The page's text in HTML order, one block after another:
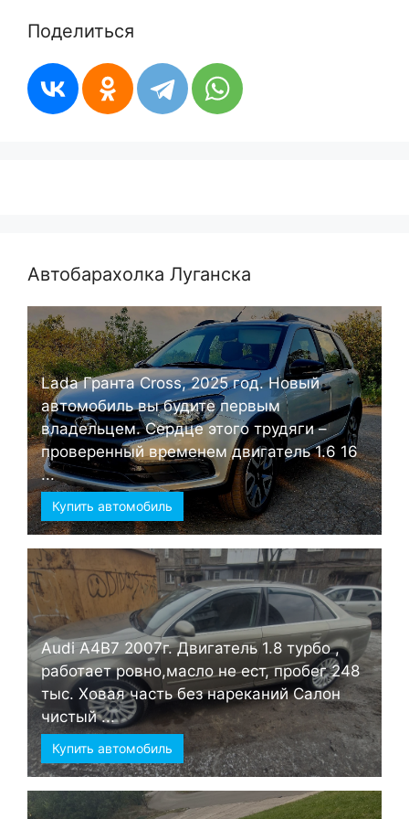
Поделиться
Автобарахолка Луганска
Lada Гранта Cross, 2025 год. Новый
автомобиль вы будите первым
владельцем. Сердце этого трудяги –
проверенный временем двигатель 1.6 16
...
Купить автомобиль
Audi А4B7 2007г. Двигатель 1.8 турбо ,
работает ровно,масло не ест, пробег 248
тыс. Ховая часть без нареканий Салон
чистый ...
Купить автомобиль